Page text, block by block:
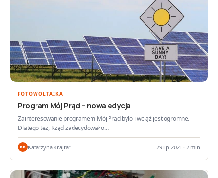
FOTOWOLTAIKA
Program Mój Prąd – nowa edycja
Zainteresowanie programem Mój Prąd było i wciąż jest ogromne.
Dlatego też, Rząd zadecydował o…
KK Katarzyna Krajtar 29 lip 2021 · 2 min